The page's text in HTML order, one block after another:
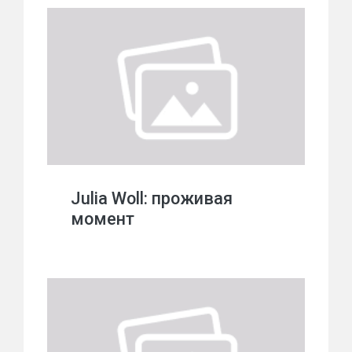
Julia Woll: проживая
момент